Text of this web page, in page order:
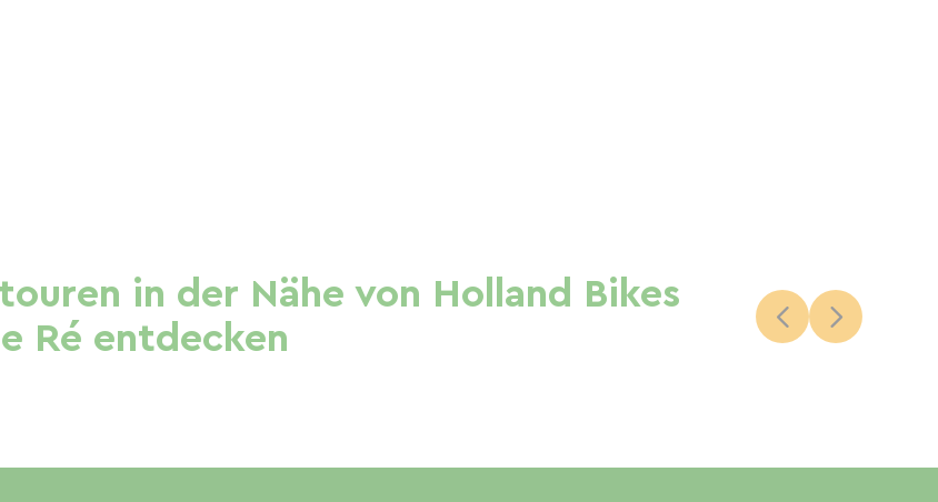
in der Nähe von Holland Bikes
Ré entdecken